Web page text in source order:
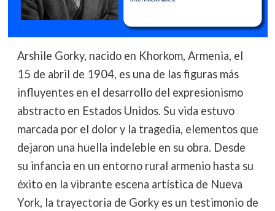
Arshile Gorky, nacido en Khorkom, Armenia, el
15 de abril de 1904, es una de las figuras más
influyentes en el desarrollo del expresionismo
abstracto en Estados Unidos. Su vida estuvo
marcada por el dolor y la tragedia, elementos que
dejaron una huella indeleble en su obra. Desde
su infancia en un entorno rural armenio hasta su
éxito en la vibrante escena artística de Nueva
York, la trayectoria de Gorky es un testimonio de